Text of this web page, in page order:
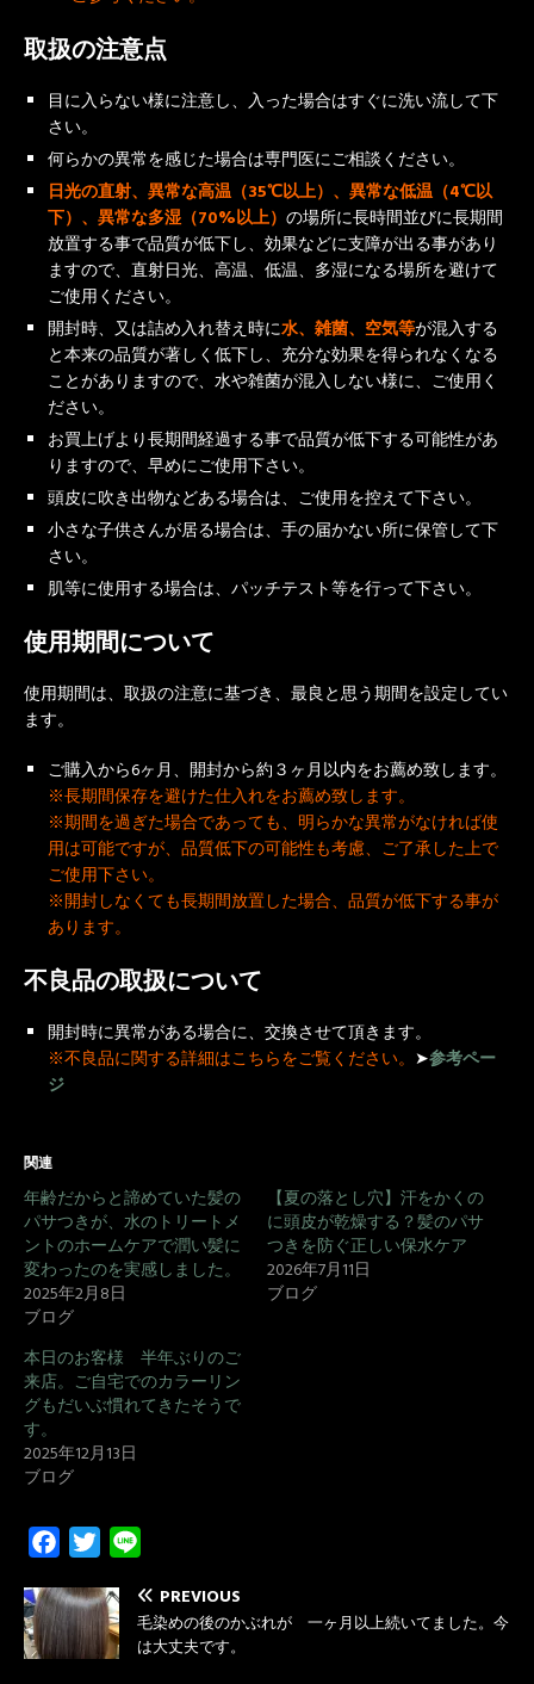
取扱の注意点
目に入らない様に注意し、入った場合はすぐに洗い流して下
さい。
何らかの異常を感じた場合は専門医にご相談ください。
日光の直射、異常な高温（35℃以上）、異常な低温（4℃以
下）、異常な多湿（70%以上） の場所に長時間並びに長期間
放置する事で品質が低下し、効果などに支障が出る事があり
ますので、直射日光、高温、低温、多湿になる場所を避けて
ご使用ください。
開封時、又は詰め入れ替え時に水、雑菌、空気等が混入する
と本来の品質が著しく低下し、充分な効果を得られなくなる
ことがありますので、水や雑菌が混入しない様に、ご使用く
ださい。
お買上げより長期間経過する事で品質が低下する可能性があ
りますので、早めにご使用下さい。
頭皮に吹き出物などある場合は、ご使用を控えて下さい。
小さな子供さんが居る場合は、手の届かない所に保管して下
さい。
肌等に使用する場合は、パッチテスト等を行って下さい。
使用期間について
使用期間は、取扱の注意に基づき、最良と思う期間を設定してい
ます。
ご購入から6ヶ月、開封から約３ヶ月以内をお薦め致します。
※長期間保存を避けた仕入れをお薦め致します。
※期間を過ぎた場合であっても、明らかな異常がなければ使
用は可能ですが、品質低下の可能性も考慮、ご了承した上で
ご使用下さい。
※開封しなくても長期間放置した場合、品質が低下する事が
あります。
不良品の取扱について
開封時に異常がある場合に、交換させて頂きます。
※不良品に関する詳細はこちらをご覧ください。 ➤参考ペー
ジ
関連
年齢だからと諦めていた髪の
パサつきが、水のトリートメ
ントのホームケアで潤い髪に
変わったのを実感しました。
2025年2月8日
ブログ
【夏の落とし穴】汗をかくの
に頭皮が乾燥する？髪のパサ
つきを防ぐ正しい保水ケア
2026年7月11日
ブログ
本日のお客様 半年ぶりのご
来店。ご自宅でのカラーリン
グもだいぶ慣れてきたそうで
す。
2025年12月13日
ブログ
c
e
b
i
t
t
n
e
PREVIOUS
毛染めの後のかぶれが 一ヶ月以上続いてました。今
は大丈夫です。